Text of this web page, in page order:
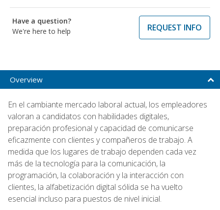
Have a question?
We're here to help
REQUEST INFO
Overview
En el cambiante mercado laboral actual, los empleadores
valoran a candidatos con habilidades digitales,
preparación profesional y capacidad de comunicarse
eficazmente con clientes y compañeros de trabajo. A
medida que los lugares de trabajo dependen cada vez
más de la tecnología para la comunicación, la
programación, la colaboración y la interacción con
clientes, la alfabetización digital sólida se ha vuelto
esencial incluso para puestos de nivel inicial.